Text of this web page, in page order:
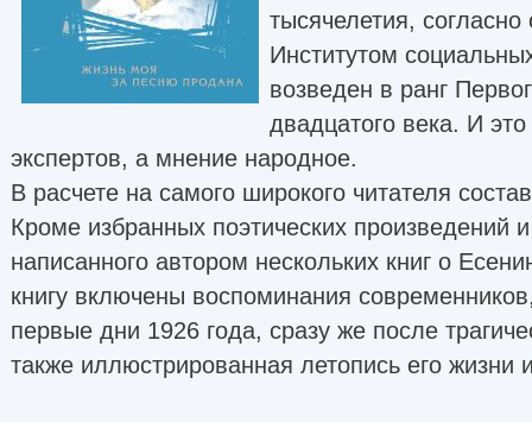
тысячелетия,
Институтом
возведен в ранг
двадцатого века. И
экспертов, а мнение народное.
В расчете на самого широкого читателя
Кроме избранных поэтических произведений
написанного автором нескольких книг о
книгу включены воспоминания
первые дни 1926 года, сразу же после
также иллюстрированная летопись его жизни